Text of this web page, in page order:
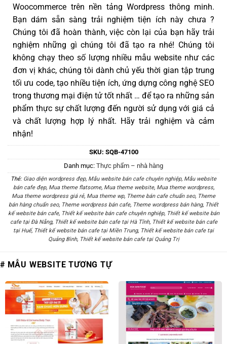
Woocommerce trên nền tảng Wordpress thông minh.
Bạn dám sẵn sàng trải nghiệm tiện ích này chưa ?
Chúng tôi đã hoàn thành, việc còn lại của bạn hãy trải
nghiệm những gì chúng tôi đã tạo ra nhé! Chúng tôi
không chạy theo số lượng nhiều mẫu website như các
đơn vị khác, chúng tôi dành chủ yếu thời gian tập trung
tối ưu code, tạo nhiều tiện ích, ứng dựng công nghệ SEO
trong thương mại điện tử tốt nhất … để tạo ra những sản
phẩm thực sự chất lượng đến người sử dụng với giá cả
và chất lượng hợp lý nhất. Hãy trải nghiệm và cảm
nhận!
SKU: SQB-47100
Danh mục: Thực phẩm – nhà hàng
Thẻ: Giao diện wordpress đẹp, Mẫu website bán cafe chuyên nghiệp, Mẫu website
bán cafe đẹp, Mua theme flatsome, Mua theme website, Mua theme wordpress,
Mua theme wordpress giá rẻ, Mua theme wp, Theme bán cafe chuẩn seo, Theme
bán hàng chuẩn seo, Theme wordpress bán cafe, Theme wordpress bán hàng, Thiết
kế website bán cafe, Thiết kế website bán cafe chuyên nghiệp, Thiết kế website bán
cafe tại Đà Nẵng, Thiết kế website bán cafe tại Hà Tĩnh, Thiết kế website bán cafe
tại Huế, Thiết kế website bán cafe tại Miền Trung, Thiết kế website bán cafe tại
Quảng Bình, Thiết kế website bán cafe tại Quảng Trị
# MẪU WEBSITE TƯƠNG TỰ